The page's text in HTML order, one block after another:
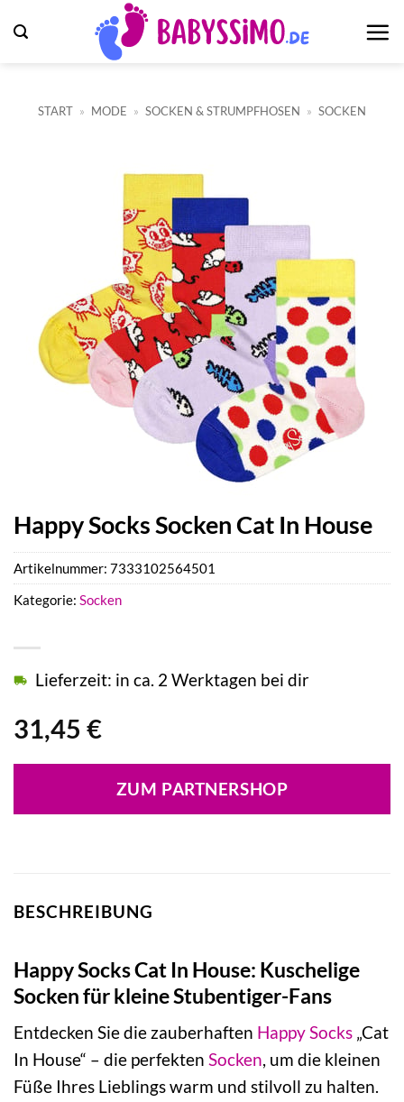
Inhalt
START » MODE » SOCKEN & STRUMPFHOSEN » SOCKEN
Happy Socks Socken Cat In House
31,45 €
Lieferzeit: in ca. 2 Werktagen bei dir
ZUM PARTNERSHOP
Artikelnummer: 7333102564501
Kategorie: Socken
BESCHREIBUNG
Happy Socks Cat In House: Kuschelige
Socken für kleine Stubentiger-Fans
Entdecken Sie die zauberhaften Happy Socks „Cat
In House“ – die perfekten Socken, um die kleinen
Füße Ihres Lieblings warm und stilvoll zu halten.